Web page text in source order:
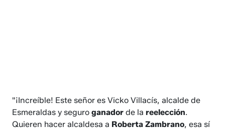
"¡Increíble! Este señor es Vicko Villacís, alcalde de
Esmeraldas y seguroganador de lareelección.
Quieren hacer alcaldesa a Roberta Zambrano, esa sí